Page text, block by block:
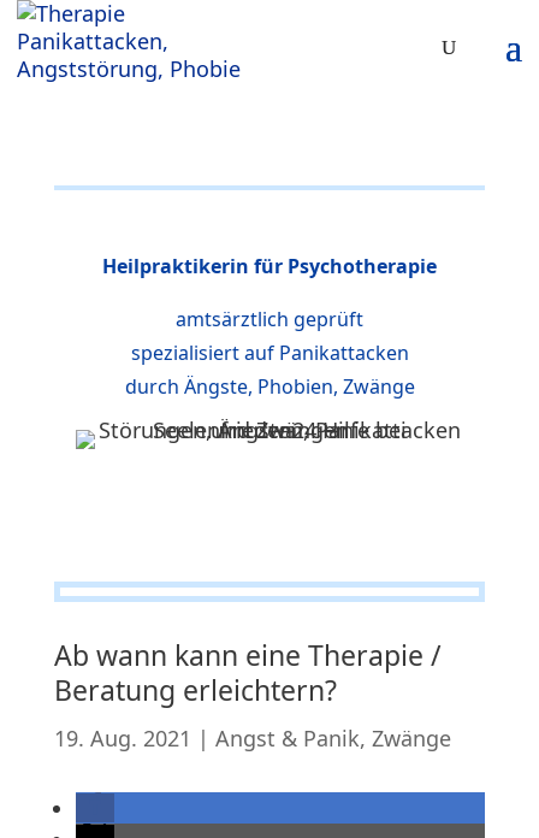
Heilpraktikerin für Psychotherapie
amtsärztlich geprüft
spezialisiert auf Panikattacken
durch Ängste, Phobien, Zwänge
Ab wann kann eine Therapie /
Beratung erleichtern?
19. Aug. 2021 | Angst & Panik, Zwänge